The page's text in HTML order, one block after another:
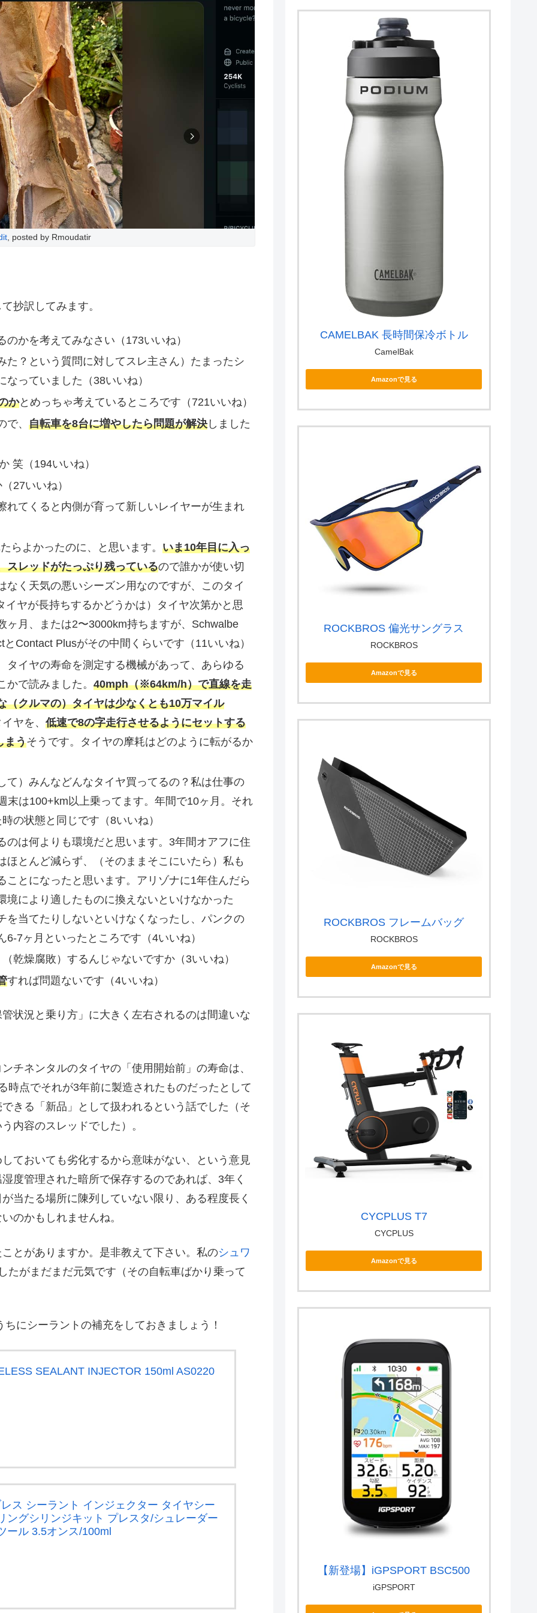
, posted by Rmoudatir
抄訳してみます。
かを考えてみなさい（173いいね）
？という質問に対してスレ主さん）たまったシ
っていました（38いいね）
かとめっちゃ考えているところです（721いいね）
、 自転車を8台に増やしたら問題が解決しました
笑（194いいね）
27いいね）
れてくると内側が育って新しいレイヤーが生まれ
らよかったのに、と思います。 いま10年目に入っ
スレッドがたっぷり残っているので誰かが使い切
く天気の悪いシーズン用なのですが、このタイ
ヤが長持ちするかどうかは）タイヤ次第かと思
ヶ月、または2〜3000km持ちますが、Schwalbe
Contact Plusがその中間くらいです（11いいね）
イヤの寿命を測定する機械があって、あらゆる
で読みました。 40mph（※64km/h）で直線を走
（クルマの）タイヤは少なくとも10万マイル
ヤを、 低速で8の字走行させるようにセットする
まうそうです。タイヤの摩耗はどのように転がるか
て）みんなどんなタイヤ買ってるの？私は仕事の
末は100+km以上乗ってます。年間で10ヶ月。それ
の状態と同じです（8いいね）
は何よりも環境だと思います。3年間オアフに住
とんど減らず、（そのままそこにいたら）私も
とになったと思います。アリゾナに1年住んだら
により適したものに換えないといけなかった
を当てたりしないといけなくなったし、パンクの
7ヶ月といったところです（4いいね）
乾燥腐敗）するんじゃないですか（3いいね）
すれば問題ないです（4いいね）
状況と乗り方」に大きく左右されるのは間違いな
チネンタルのタイヤの「使用開始前」の寿命は、
時点でそれが3年前に製造されたものだったとして
きる「新品」として扱われるという話でした（そ
内容のスレッドでした）。
ておいても劣化するから意味がない、という意見
度管理された暗所で保存するのであれば、3年く
当たる場所に陳列していない限り、ある程度長く
のかもしれませんね。
とがありますか。是非教えて下さい。私のシュワ
たがまだまだ元気です（その自転車ばかり乗って
にシーラントの補充をしておきましょう！
SEALANT INJECTOR 150ml AS0220
ス シーラント インジェクター タイヤシー
ングシリンジキット プレスタ/シュレーダー
ール 3.5オンス/100ml
CAMELBAK 長時間保冷ボトル
CamelBak
Amazonで見る
ROCKBROS 偏光サングラス
ROCKBROS
Amazonで見る
ROCKBROS フレームバッグ
ROCKBROS
Amazonで見る
CYCPLUS T7
CYCPLUS
Amazonで見る
【新登場】iGPSPORT BSC500
iGPSPORT